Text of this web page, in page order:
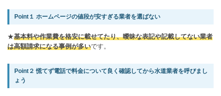
Point１ ホームページの値段が安すぎる業者を選ばない
★基本料や作業費を格安に載せてたり、曖昧な表記や記載してない業者
は高額請求になる事例が多いです。
Point２ 慌てず電話で料金について良く確認してから水道業者を呼びまし
ょう